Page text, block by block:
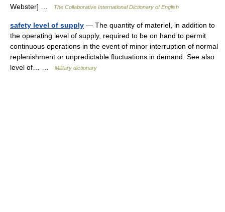
Webster] … The Collaborative International Dictionary of English
safety level of supply — The quantity of materiel, in addition to
the operating level of supply, required to be on hand to permit
continuous operations in the event of minor interruption of normal
replenishment or unpredictable fluctuations in demand. See also
level of… …
Military dictionary